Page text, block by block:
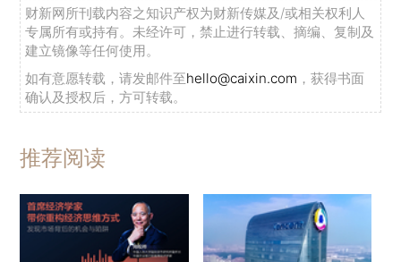
财新网所刊载内容之知识产权为财新传媒及/或相关权利人
专属所有或持有。未经许可，禁止进行转载、摘编、复制及
建立镜像等任何使用。
如有意愿转载，请发邮件至hello@caixin.com ，获得书面
确认及授权后，方可转载。
推荐阅读